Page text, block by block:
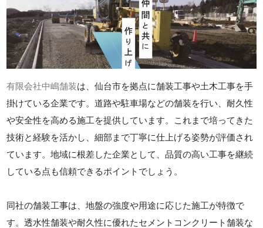
有限会社中嶋舗装は、仙台市を拠点に舗装工事や土木工事を手
掛けている企業です。道路や駐車場などの舗装を行い、耐久性
や安全性を高める施工を提供しています。これまで培ってきた
技術と経験を活かし、細部まで丁寧に仕上げる姿勢が評価され
ています。地域に根差した企業として、品質の高い工事を継続
している点も信頼できるポイントでしょう。
同社の舗装工事は、地盤の強度や用途に応じた施工が特徴で
す。透水性舗装や耐久性に優れたセメントコンクリート舗装な